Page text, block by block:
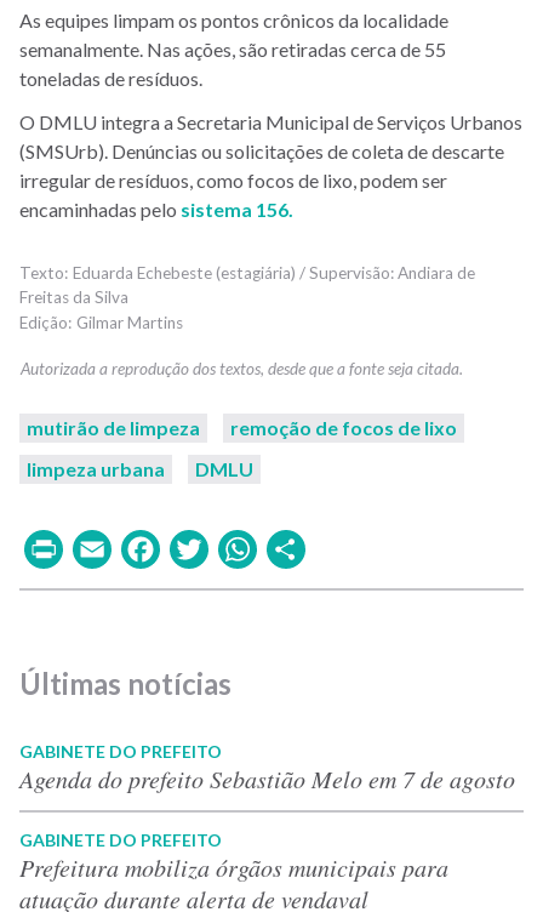
As equipes limpam os pontos crônicos da localidade
semanalmente. Nas ações, são retiradas cerca de 55
toneladas de resíduos.
O DMLU integra a Secretaria Municipal de Serviços Urbanos
(SMSUrb). Denúncias ou solicitações de coleta de descarte
irregular de resíduos, como focos de lixo, podem ser
encaminhadas pelo sistema 156.
Eduarda Echebeste (estagiária) / Supervisão: Andiara de
Freitas da Silva
Gilmar Martins
mutirão de limpeza
remoção de focos de lixo
limpeza urbana
DMLU
PrintEmailFacebook
TwitterWhatsApp
Últimas notícias
GABINETE DO PREFEITO
Agenda do prefeito Sebastião Melo em 7 de agosto
GABINETE DO PREFEITO
Prefeitura mobiliza órgãos municipais para
atuação durante alerta de vendaval